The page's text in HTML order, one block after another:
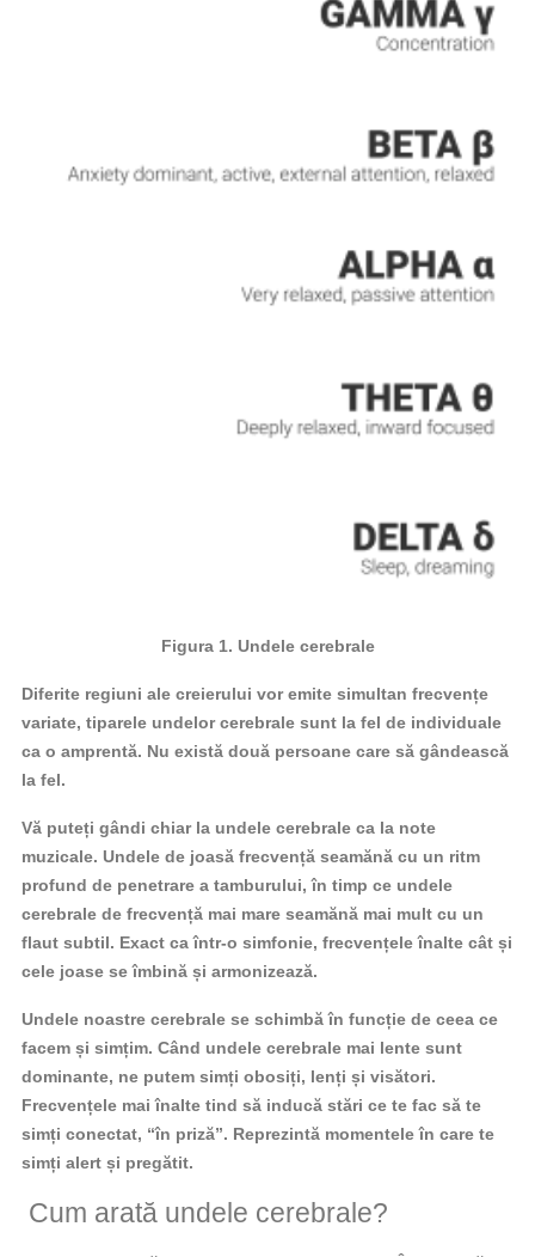
Figura 1. Undele cerebrale
Diferite regiuni ale creierului vor emite simultan frecvențe
variate, tiparele undelor cerebrale sunt la fel de individuale
ca o amprentă. Nu există două persoane care să gândească
la fel.
Vă puteți gândi chiar la undele cerebrale ca la note
muzicale. Undele de joasă frecvență seamănă cu un ritm
profund de penetrare a tamburului, în timp ce undele
cerebrale de frecvență mai mare seamănă mai mult cu un
flaut subtil. Exact ca într-o simfonie, frecvențele înalte cât și
cele joase se îmbină și armonizează.
Undele noastre cerebrale se schimbă în funcție de ceea ce
facem și simțim. Când undele cerebrale mai lente sunt
dominante, ne putem simți obosiți, lenți și visători.
Frecvențele mai înalte tind să inducă stări ce te fac să te
simți conectat, “în priză”. Reprezintă momentele în care te
simți alert și pregătit.
Cum arată undele cerebrale?